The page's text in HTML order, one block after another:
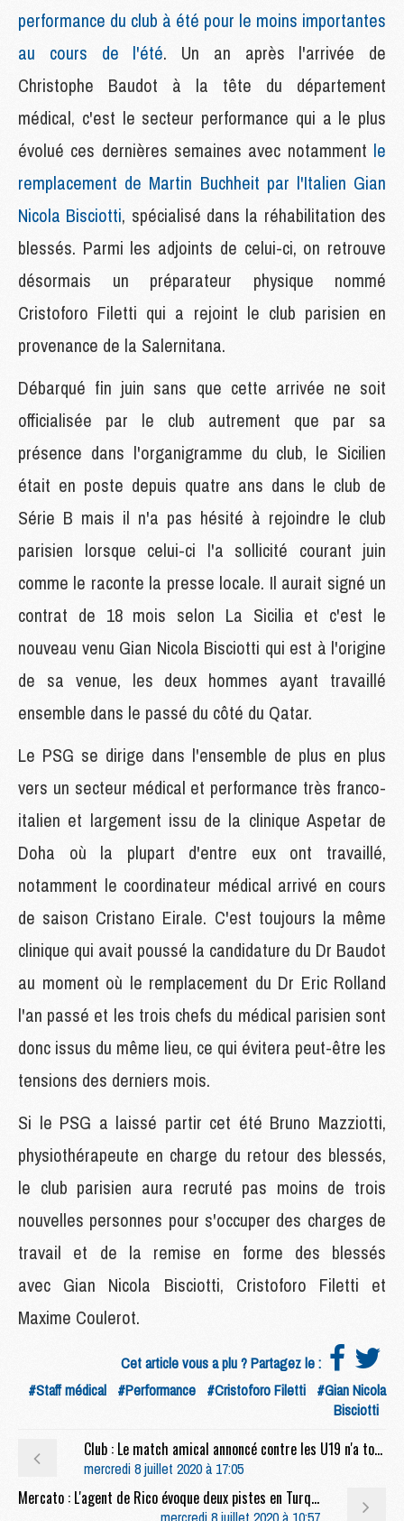
performance du club à été pour le moins importantes
au cours de l'été. Un an après l'arrivée de
Christophe Baudot à la tête du département
médical, c'est le secteur performance qui a le plus
évolué ces dernières semaines avec notamment le
remplacement de Martin Buchheit par l'Italien Gian
Nicola Bisciotti, spécialisé dans la réhabilitation des
blessés. Parmi les adjoints de celui-ci, on retrouve
désormais un préparateur physique nommé
Cristoforo Filetti qui a rejoint le club parisien en
provenance de la Salernitana.
Débarqué fin juin sans que cette arrivée ne soit
officialisée par le club autrement que par sa
présence dans l'organigramme du club, le Sicilien
était en poste depuis quatre ans dans le club de
Série B mais il n'a pas hésité à rejoindre le club
parisien lorsque celui-ci l'a sollicité courant juin
comme le raconte la presse locale. Il aurait signé un
contrat de 18 mois selon La Sicilia et c'est le
nouveau venu Gian Nicola Bisciotti qui est à l'origine
de sa venue, les deux hommes ayant travaillé
ensemble dans le passé du côté du Qatar.
Le PSG se dirige dans l'ensemble de plus en plus
vers un secteur médical et performance très franco-
italien et largement issu de la clinique Aspetar de
Doha où la plupart d'entre eux ont travaillé,
notamment le coordinateur médical arrivé en cours
de saison Cristano Eirale. C'est toujours la même
clinique qui avait poussé la candidature du Dr Baudot
au moment où le remplacement du Dr Eric Rolland
l'an passé et les trois chefs du médical parisien sont
donc issus du même lieu, ce qui évitera peut-être les
tensions des derniers mois.
Si le PSG a laissé partir cet été Bruno Mazziotti,
physiothérapeute en charge du retour des blessés,
le club parisien aura recruté pas moins de trois
nouvelles personnes pour s'occuper des charges de
travail et de la remise en forme des blessés
avec Gian Nicola Bisciotti, Cristoforo Filetti et
Maxime Coulerot.
Cet article vous a plu ? Partagez le :
#Staff médical #Performance #Cristoforo Filetti #Gian Nicola
Bisciotti
Club : Le match amical annoncé contre les U19 n'a toujours pas eu lieu
mercredi 8 juillet 2020 à 17:05
Mercato : L'agent de Rico évoque deux pistes en Turquie
mercredi 8 juillet 2020 à 10:57